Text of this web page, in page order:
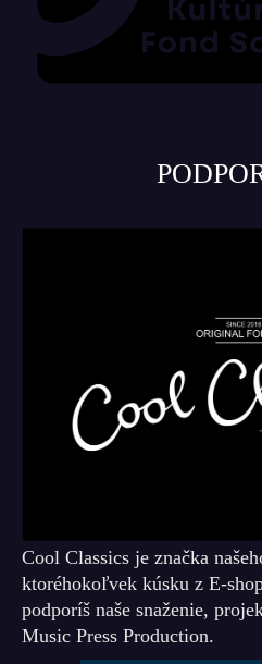
Cool Classics je značka
ktoréhokoľvek kúsku z E-
podporíš naše snaženie,
Music Press Production.